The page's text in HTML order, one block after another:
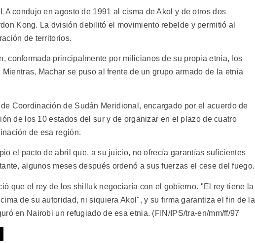
condujo en agosto de 1991 al cisma de Akol y de otros dos
Kong. La dvisión debilitó el movimiento rebelde y permitió al
de territorios.
conformada principalmente por milicianos de su propia etnia, los
Machar se puso al frente de un grupo armado de la etnia
Coordinación de Sudán Meridional, encargado por el acuerdo de
de los 10 estados del sur y de organizar en el plazo de cuatro
de esa región.
el pacto de abril que, a su juicio, no ofrecía garantías suficientes
algunos meses después ordenó a sus fuerzas el cese del fuego.
que el rey de los shilluk negociaría con el gobierno. "El rey tiene la
de su autoridad, ni siquiera Akol", y su firma garantiza el fin de la
en Nairobi un refugiado de esa etnia. (FIN/IPS/tra-en/mm/ff/97